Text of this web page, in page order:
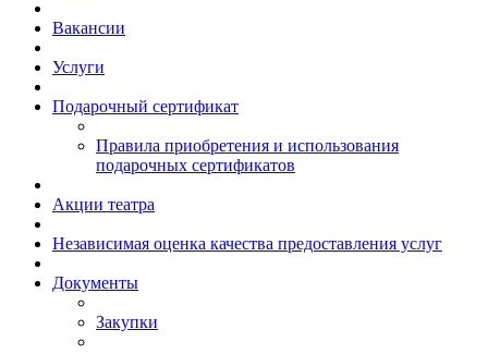
Вакансии
Услуги
Подарочный сертификат
Правила приобретения и использования
подарочных сертификатов
Акции театра
Независимая оценка качества предоставления услуг
Документы
Закупки